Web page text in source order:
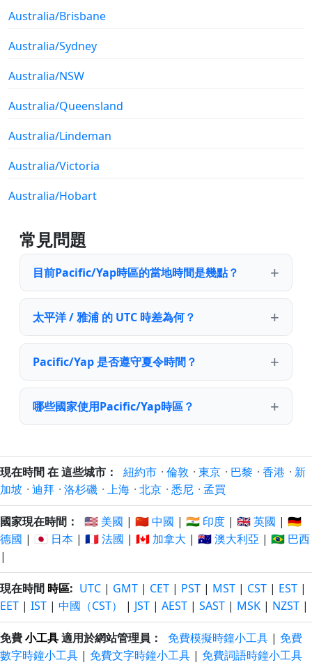
Australia/Brisbane
Australia/Sydney
Australia/NSW
Australia/Queensland
Australia/Lindeman
Australia/Victoria
Australia/Hobart
常見問題
目前Pacific/Yap時區的當地時間是幾點？
太平洋 / 雅浦 的 UTC 時差為何？
Pacific/Yap 是否遵守夏令時間？
哪些國家使用Pacific/Yap時區？
現在時間 在 這些城市： 紐約市 · 倫敦 · 東京 · 巴黎 · 香港 · 新
加坡 · 迪拜 · 洛杉磯 · 上海 · 北京 · 悉尼 · 孟買
國家現在時間： 🇺🇸 美國 | 🇨🇳 中國 | 🇮🇳 印度 | 🇬🇧 英國 | 🇩🇪
德國 | 🇯🇵 日本 | 🇫🇷 法國 | 🇨🇦 加拿大 | 🇦🇺 澳大利亞 | 🇧🇷 巴西
|
現在時間 時區: UTC | GMT | CET | PST | MST | CST | EST |
EET | IST | 中國（CST） | JST | AEST | SAST | MSK | NZST |
免費小工具適用於網站管理員： 免費模擬時鐘小工具 | 免費
數字時鐘小工具 | 免費文字時鐘小工具 | 免費詞語時鐘小工具